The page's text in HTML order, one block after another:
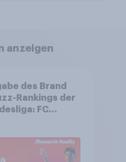
anzeigen
des Brand
Rankings der
FC